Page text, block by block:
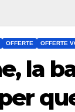
OFFERTE OFFERTE
la